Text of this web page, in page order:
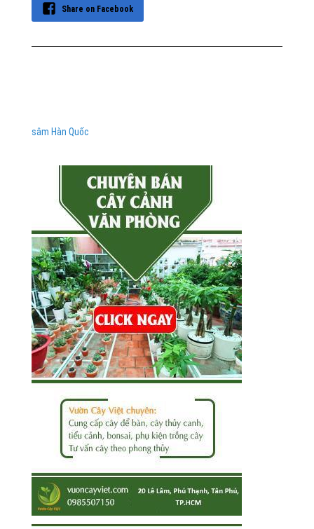
Share on Facebook
sâm Hàn Quốc